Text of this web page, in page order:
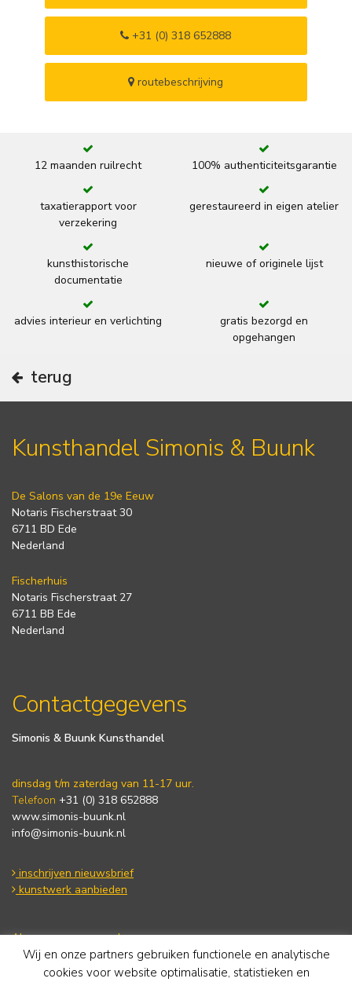
+31 (0) 318 652888
routebeschrijving
12 maanden ruilrecht 100% authenticiteitsgarantie
taxatierapport voor
verzekering
gerestaureerd in eigen atelier
kunsthistorische
documentatie
nieuwe of originele lijst
advies interieur en verlichting
gratis bezorgd en
opgehangen
terug
Kunsthandel Simonis & Buunk
De Salons van de 19e Eeuw
Notaris Fischerstraat 30
6711 BD Ede
Nederland
Fischerhuis
Notaris Fischerstraat 27
6711 BB Ede
Nederland
Contactgegevens
Simonis & Buunk Kunsthandel
dinsdag t/m zaterdag van 11-17 uur.
Telefoon +31 (0) 318 652888
www.simonis-buunk.nl
info@simonis-buunk.nl
inschrijven nieuwsbrief
kunstwerk aanbieden
Algemene voorwaarden
Privacy statement
Cookie Policy
Wij en onze partners gebruiken functionele en analytische
cookies voor website optimalisatie, statistieken en